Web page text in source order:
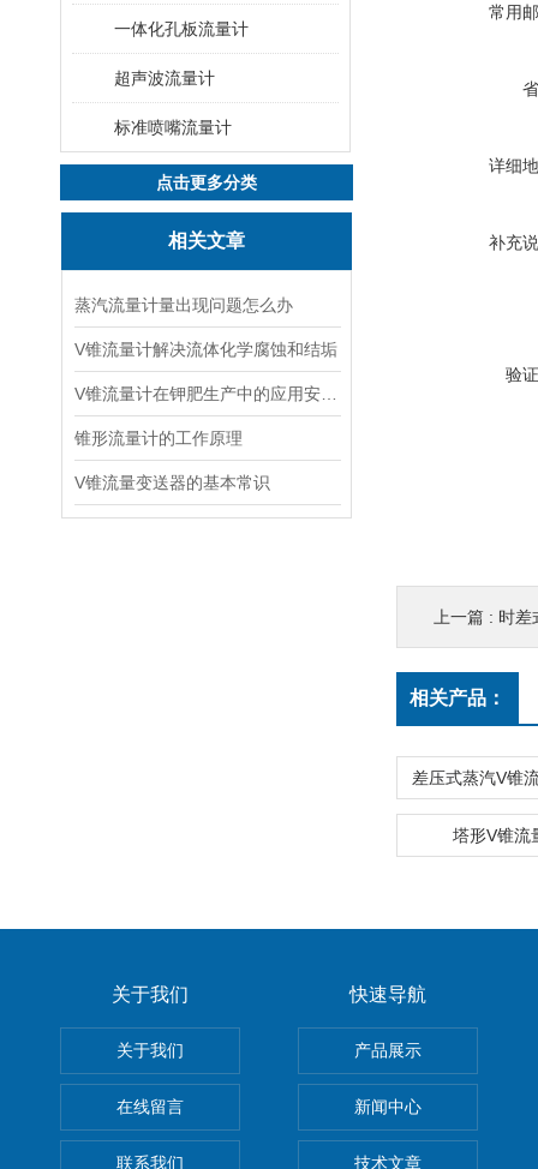
一体化孔板流量计
超声波流量计
标准喷嘴流量计
点击更多分类
相关文章
蒸汽流量计量出现问题怎么办
V锥流量计解决流体化学腐蚀和结垢
锥形流量计的工作原理
V锥流量变送器的基本常识
常用
详细
补充
验
上一篇 : 时差
相关产品：
塔形V锥流
关于我们
关于我们
在线留言
联系我们
快速导航
产品展示
新闻中心
技术文章